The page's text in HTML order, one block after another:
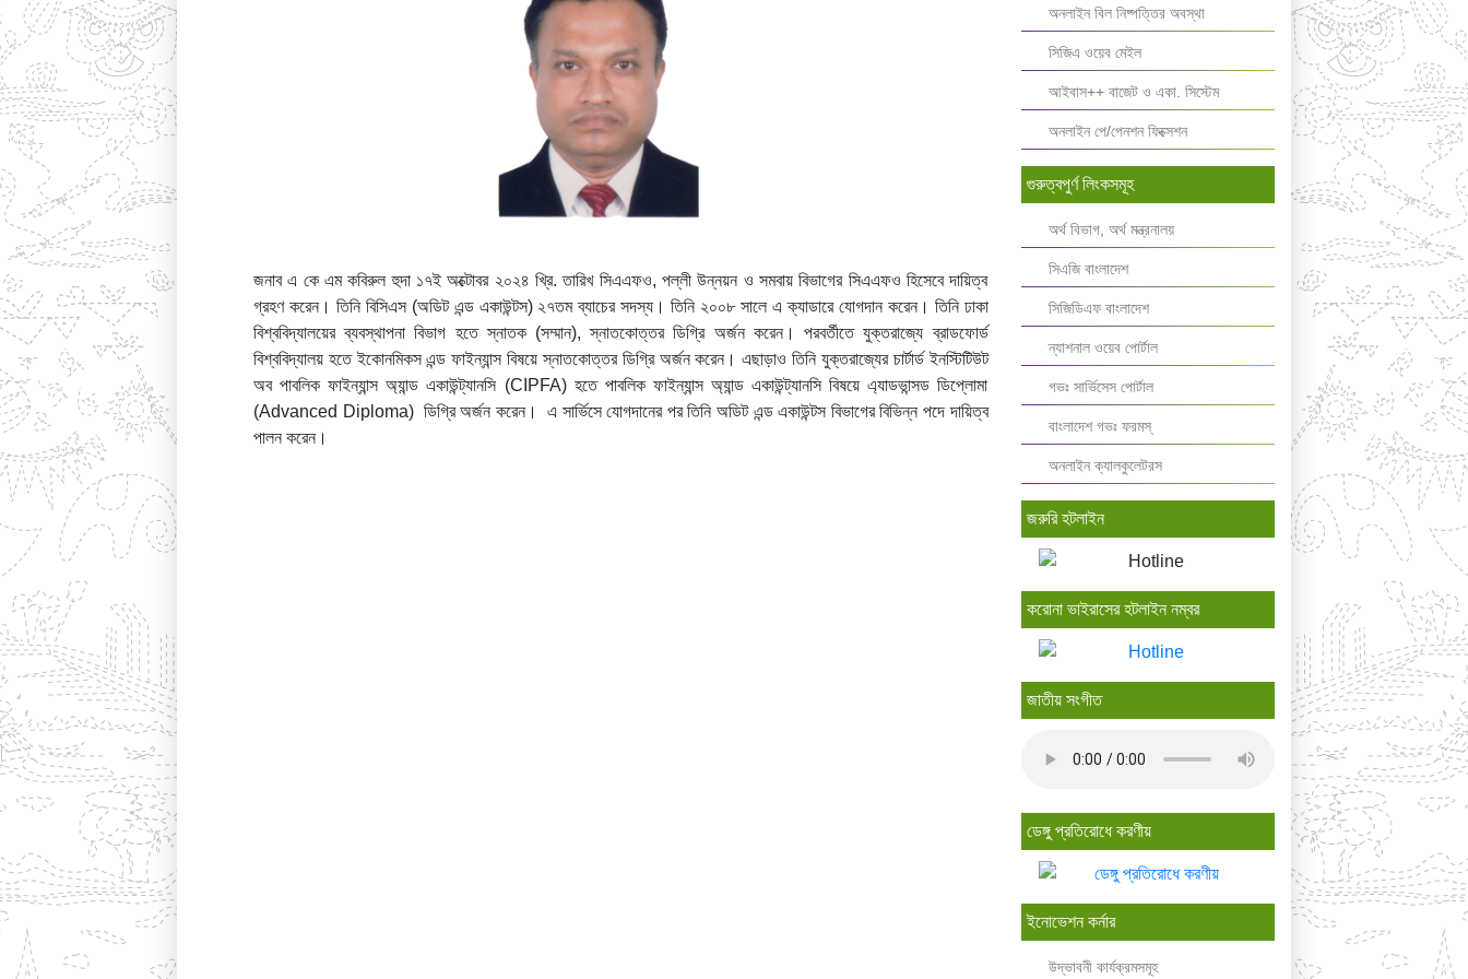
জনাব এ কে এম কবিরুল হুদা ১৭ই অক্টোবর ২০২৪ খ্রি. তারিখ সিএএফও, পল্লী উন্নয়ন ও সমবায় বিভাগের সিএএফও হিসেবে দায়িত্ব
গ্রহণ করেন। তিনি বিসিএস (অডিট এন্ড একাউন্টস) ২৭তম ব্যাচের সদস্য। তিনি ২০০৮ সালে এ ক্যাডারে যোগদান করেন। তিনি ঢাকা
বিশ্ববিদ্যালয়ের ব্যবস্থাপনা বিভাগ হতে স্নাতক (সম্মান), স্নাতকোত্তর ডিগ্রি অর্জন করেন। পরবর্তীতে যুক্তরাজ্যে ব্রাডফোর্ড
বিশ্ববিদ্যালয় হতে ইকোনমিকস এন্ড ফাইন্যান্স বিষয়ে স্নাতকোত্তর ডিগ্রি অর্জন করেন। এছাড়াও তিনি যুক্তরাজ্যের চার্টার্ড ইনস্টিটিউট
অব পাবলিক ফাইন্যান্স অ্যান্ড একাউন্ট্যানসি (CIPFA) হতে পাবলিক ফাইন্যান্স অ্যান্ড একাউন্ট্যানসি বিষয়ে এ্যাডভান্সড ডিপ্লোমা
(Advanced Diploma) ডিগ্রি অর্জন করেন। এ সার্ভিসে যোগদানের পর তিনি অডিট এন্ড একাউন্টস বিভাগের বিভিন্ন পদে দায়িত্ব
পালন করেন।
অনলাইন বিল নিষ্পত্তির অবস্থা
সিজিএ ওয়েব মেইল
আইবাস++ বাজেট ও একা. সিস্টেম
অনলাইন পে/পেনশন ফিক্সেশন
গুরুত্বপুর্ণ লিংকসমূহ
অর্থ বিভাগ, অর্থ মন্ত্রনালয়
সিএজি বাংলাদেশ
সিজিডিএফ বাংলাদেশ
ন্যাশনাল ওয়েব পোর্টাল
গভঃ সার্ভিসেস পোর্টাল
বাংলাদেশ গভঃ ফরমস্‌
অনলাইন ক্যালকুলেটরস
জরুরি হটলাইন
করোনা ভাইরাসের হটলাইন নম্বর
জাতীয় সংগীত
ডেঙ্গু প্রতিরোধে করণীয়
ইনোভেশন কর্নার
উদ্ভাবনী কার্যক্রমসমূহ